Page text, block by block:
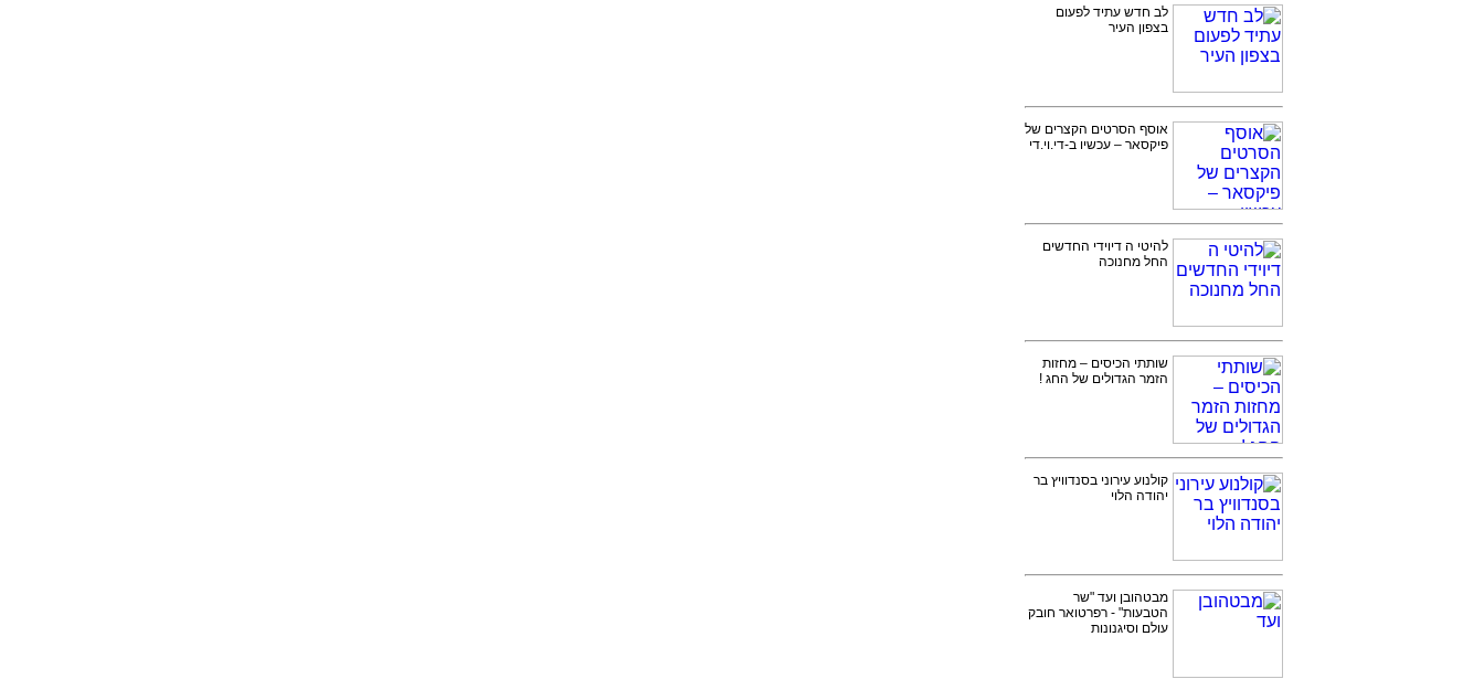
לב חדש עתיד לפעום
בצפון העיר
אוסף הסרטים הקצרים של
פיקסאר – עכשיו ב-די.וי.די
להיטי ה דיוידי החדשים
החל מחנוכה
שותתי הכיסים – מחזות
הזמר הגדולים של החג !
קולנוע עירוני בסנדוויץ בר
יהודה הלוי
מבטהובן ועד "שר
הטבעות" - רפרטואר חובק
עולם וסיגנונות